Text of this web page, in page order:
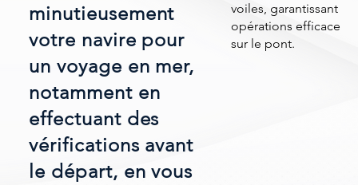
minutieusement
votre navire pour
un voyage en mer,
notamment en
effectuant des
vérifications avant
le départ, en vous
voiles, garantissant
opérations efficaces
sur le pont.